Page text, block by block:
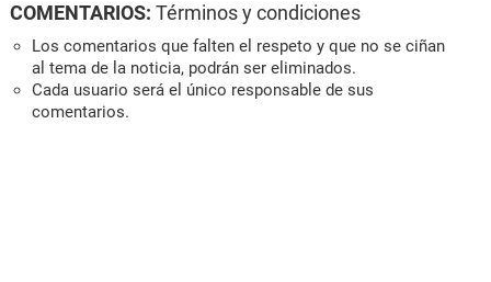
COMENTARIOS: Términos y condiciones
Los comentarios que falten el respeto y que no se ciñan
al tema de la noticia, podrán ser eliminados.
Cada usuario será el único responsable de sus
comentarios.